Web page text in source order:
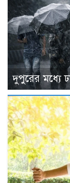
দুপুরের মধ্যে